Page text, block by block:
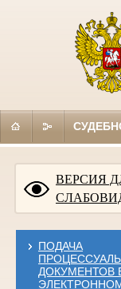
ВЕРСИЯ
ПОДАЧА
ДОКУМЕНТОВ